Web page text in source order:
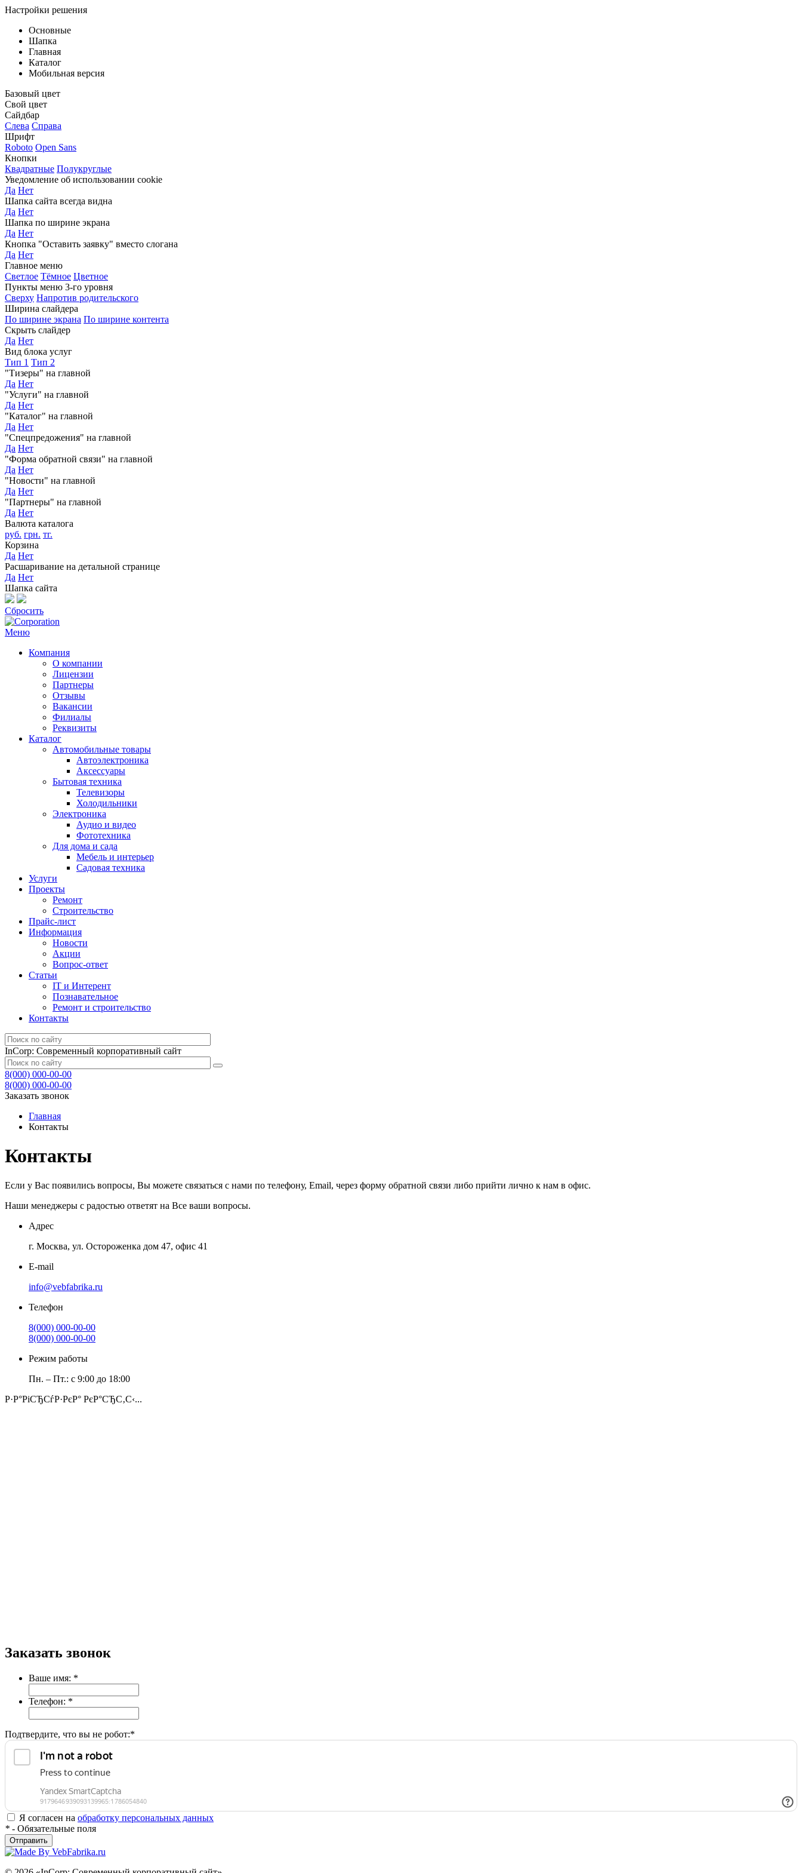
Настройки решения
Основные
Шапка
Главная
Каталог
Мобильная версия
Базовый цвет
Свой цвет
Сайдбар
Слева Справа
Шрифт
Roboto Open Sans
Кнопки
Квадратные Полукруглые
Уведомление об использовании cookie
Да Нет
Шапка сайта всегда видна
Да Нет
Шапка по ширине экрана
Да Нет
Кнопка "Оставить заявку" вместо слогана
Да Нет
Главное меню
Светлое Тёмное Цветное
Пункты меню 3-го уровня
Сверху Напротив родительского
Ширина слайдера
По ширине экрана По ширине контента
Скрыть слайдер
Да Нет
Вид блока услуг
Тип 1 Тип 2
"Тизеры" на главной
Да Нет
"Услуги" на главной
Да Нет
"Каталог" на главной
Да Нет
"Спецпредожения" на главной
Да Нет
"Форма обратной связи" на главной
Да Нет
"Новости" на главной
Да Нет
"Партнеры" на главной
Да Нет
Валюта каталога
руб. грн. тг.
Корзина
Да Нет
Расшаривание на детальной странице
Да Нет
Шапка сайта
Сбросить
Меню
Компания
О компании
Лицензии
Партнеры
Отзывы
Вакансии
Филиалы
Реквизиты
Каталог
Автомобильные товары
Автоэлектроника
Аксессуары
Бытовая техника
Телевизоры
Холодильники
Электроника
Аудио и видео
Фототехника
Для дома и сада
Мебель и интерьер
Садовая техника
Услуги
Проекты
Ремонт
Строительство
Прайс-лист
Информация
Новости
Акции
Вопрос-ответ
Статьи
IT и Интерент
Познавательное
Ремонт и строительство
Контакты
InCorp: Современный корпоративный сайт
8(000) 000-00-00
8(000) 000-00-00
Заказать звонок
Главная
Контакты
Контакты
Если у Вас появились вопросы, Вы можете связаться с нами по телефону, Email, через форму обратной связи либо прийти лично к нам в офис.
Наши менеджеры с радостью ответят на Все ваши вопросы.
Адрес
г. Москва, ул. Остороженка дом 47, офис 41
E-mail
info@vebfabrika.ru
Телефон
8(000) 000-00-00
8(000) 000-00-00
Режим работы
Пн. – Пт.: с 9:00 до 18:00
Р·Р°РіСЂСѓР·РєР° РєР°СЂС‚С‹...
Заказать звонок
Ваше имя: *
Телефон: *
Подтвердите, что вы не робот:*
Я согласен на обработку персональных данных
* - Обязательные поля
Отправить